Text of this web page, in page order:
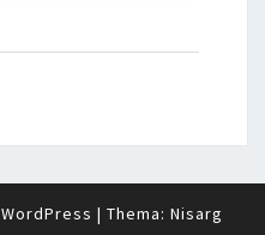
WordPress | Thema: Nisarg